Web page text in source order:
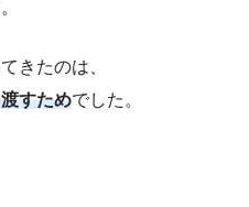
きたのは、
すためでした。